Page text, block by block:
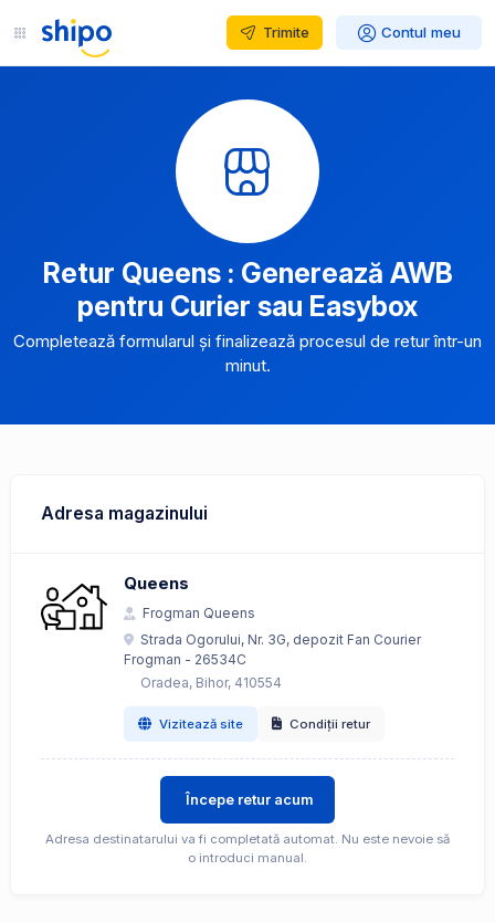
Trimite Contul meu
Retur Queens : Generează AWB
pentru Curier sau Easybox
Completează formularul și finalizează procesul de retur într-un
minut.
Adresa magazinului
Queens
Frogman Queens
Strada Ogorului, Nr. 3G, depozit Fan Courier
Frogman - 26534C
Oradea, Bihor, 410554
Vizitează site Condiții retur
Începe retur acum
Adresa destinatarului va fi completată automat. Nu este nevoie să
o introduci manual.